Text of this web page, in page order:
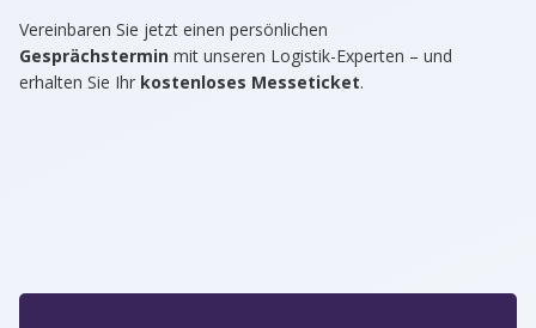
Vereinbaren Sie jetzt einen persönlichen
Gesprächstermin mit unseren Logistik-Experten – und
erhalten Sie Ihr kostenloses Messeticket.